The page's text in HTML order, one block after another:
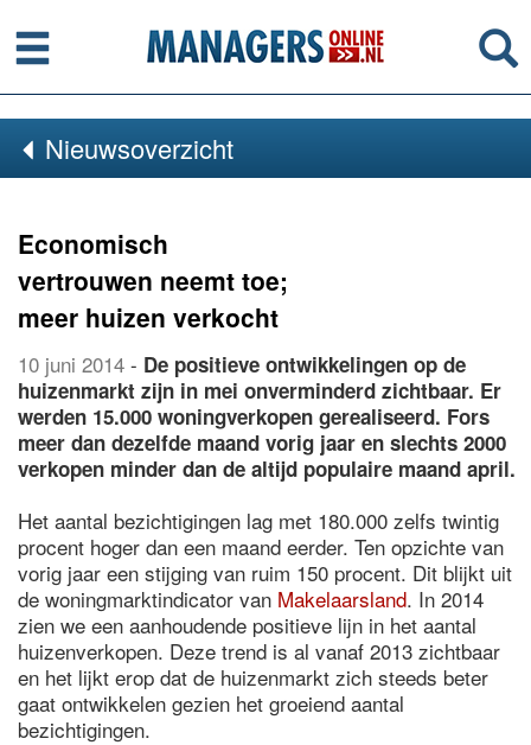
Menu
Nieuwsoverzicht
Economisch
vertrouwen neemt toe;
meer huizen verkocht
10 juni 2014 - De positieve ontwikkelingen op de
huizenmarkt zijn in mei onverminderd zichtbaar. Er
werden 15.000 woningverkopen gerealiseerd. Fors
meer dan dezelfde maand vorig jaar en slechts 2000
verkopen minder dan de altijd populaire maand april.
Het aantal bezichtigingen lag met 180.000 zelfs twintig
procent hoger dan een maand eerder. Ten opzichte van
vorig jaar een stijging van ruim 150 procent. Dit blijkt uit
de woningmarktindicator van Makelaarsland. In 2014
zien we een aanhoudende positieve lijn in het aantal
huizenverkopen. Deze trend is al vanaf 2013 zichtbaar
en het lijkt erop dat de huizenmarkt zich steeds beter
gaat ontwikkelen gezien het groeiend aantal
bezichtigingen.